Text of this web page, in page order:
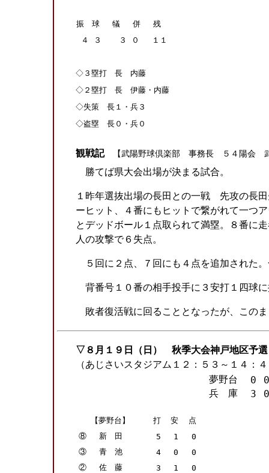
振 球 犠 併 残
４
３ ３ ０ １１
◇３塁打 長 内藤
◇２塁打 長 伊藤・内藤
◇失策 長１・兵３
◇盗塁 長０・兵０
観戦記 【武陽野球倶楽部 事務長 ５４陽会
勝てば県大会出場が決まる試合。
１昨年選抜出場の長田との一戦 先攻の長
ーヒット、４番にもヒットで繋がれて一つ
とデッドボール１点取られて満塁。８番に
人の攻撃で６失点。
５回に２点、７回にも４点を追加された
背番号１０番の相手投手に３安打１四球
敗者復活戦に回ることとなったが、この
▽８月１９日（日）
秋季大会神戸地区予
（あじさいスタジアム１２：５３～１４：
夢野台 0
0
兵 庫
3 0
【夢野台】 打 安
点
⑧
新 田 5 1
0
③
青 池 4 0
0
②
佐 藤 3 1
0